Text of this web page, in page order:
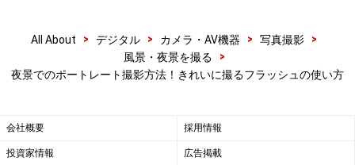
「夜景と人物撮影モード」では、最初にフラッシュを発
光させた後もシャッターは開き続けます。その間に夜景
やイルミネーションをきれいに写し込み、出来上がった
モードはこれらの作業をカメラが自動で行ってくれるわ
けです。
All About > デジタル > カメラ・AV機器 > 写真撮影
>
風景・夜景を撮る
>
夜景でのポートレート撮影方法！きれいに撮るフラッシュの使い方
会社概要 採用情報
投資家情報 広告掲載